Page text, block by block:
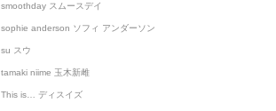
smoothday スムースデイ
sophie anderson ソフィ アンダーソン
su スウ
tamaki niime 玉木新雌
This is… ディスイズ